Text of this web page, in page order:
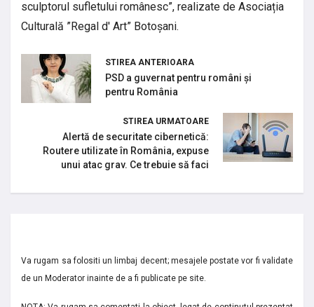
sculptorul sufletului românesc”, realizate de Asociația
Culturală ”Regal d' Art” Botoșani.
STIREA ANTERIOARA
PSD a guvernat pentru români și
pentru România
STIREA URMATOARE
Alertă de securitate cibernetică:
Routere utilizate în România, expuse
unui atac grav. Ce trebuie să faci
Va rugam sa folositi un limbaj decent; mesajele postate vor fi validate
de un Moderator inainte de a fi publicate pe site.